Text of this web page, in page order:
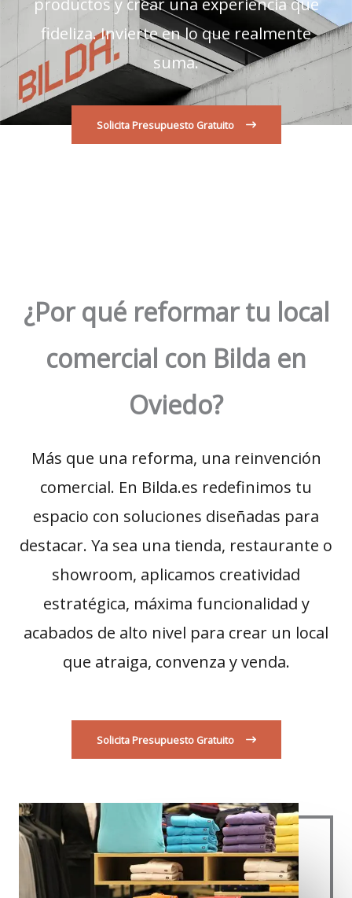
productos y crear una experiencia que
fideliza. Invierte en lo que realmente
suma.
Solicita Presupuesto Gratuito
¿Por qué reformar tu local
comercial con Bilda en
Oviedo?
Más que una reforma, una reinvención
comercial. En Bilda.es redefinimos tu
espacio con soluciones diseñadas para
destacar. Ya sea una tienda, restaurante o
showroom, aplicamos creatividad
estratégica, máxima funcionalidad y
acabados de alto nivel para crear un local
que atraiga, convenza y venda.
Solicita Presupuesto Gratuito